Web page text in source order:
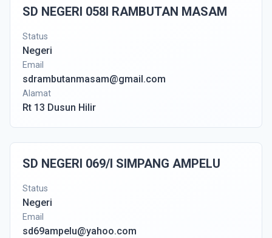
SD NEGERI 058I RAMBUTAN MASAM
Status
Negeri
Email
sdrambutanmasam@gmail.com
Alamat
Rt 13 Dusun Hilir
SD NEGERI 069/I SIMPANG AMPELU
Status
Negeri
Email
sd69ampelu@yahoo.com